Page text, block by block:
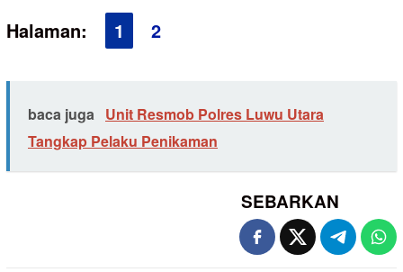
Halaman:
1 2
baca juga Unit Resmob Polres Luwu Utara
Tangkap Pelaku Penikaman
SEBARKAN